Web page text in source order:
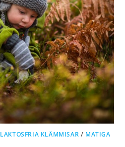
LAKTOSFRIA KLÄMMISAR / MATIGA